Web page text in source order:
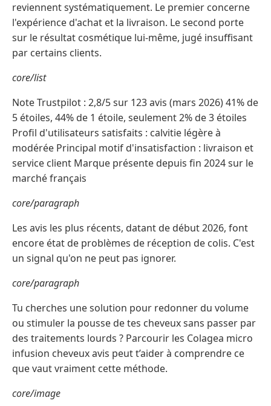
reviennent systématiquement. Le premier concerne
l'expérience d'achat et la livraison. Le second porte
sur le résultat cosmétique lui-même, jugé insuffisant
par certains clients.
core/list
Note Trustpilot : 2,8/5 sur 123 avis (mars 2026) 41% de
5 étoiles, 44% de 1 étoile, seulement 2% de 3 étoiles
Profil d'utilisateurs satisfaits : calvitie légère à
modérée Principal motif d'insatisfaction : livraison et
service client Marque présente depuis fin 2024 sur le
marché français
core/paragraph
Les avis les plus récents, datant de début 2026, font
encore état de problèmes de réception de colis. C'est
un signal qu'on ne peut pas ignorer.
core/paragraph
Tu cherches une solution pour redonner du volume
ou stimuler la pousse de tes cheveux sans passer par
des traitements lourds ? Parcourir les Colagea micro
infusion cheveux avis peut t’aider à comprendre ce
que vaut vraiment cette méthode.
core/image